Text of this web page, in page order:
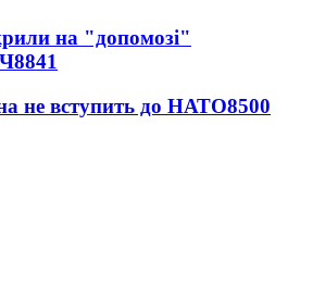
на "допомозі"
8841
не вступить до НАТО8500